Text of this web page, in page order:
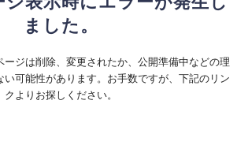
ました。
ージは削除、変更されたか、公開準備中などの理
い可能性があります。お手数ですが、下記のリン
クよりお探しください。